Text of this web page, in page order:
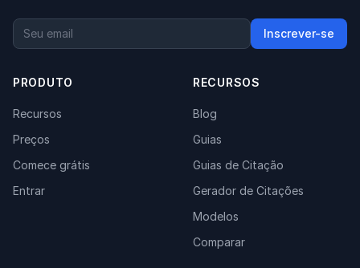
Inscrever-se
PRODUTO
Recursos
Preços
Comece grátis
Entrar
RECURSOS
Blog
Guias
Guias de Citação
Gerador de Citações
Modelos
Comparar